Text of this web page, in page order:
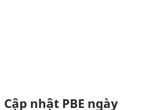
Cập nhật PBE ngày